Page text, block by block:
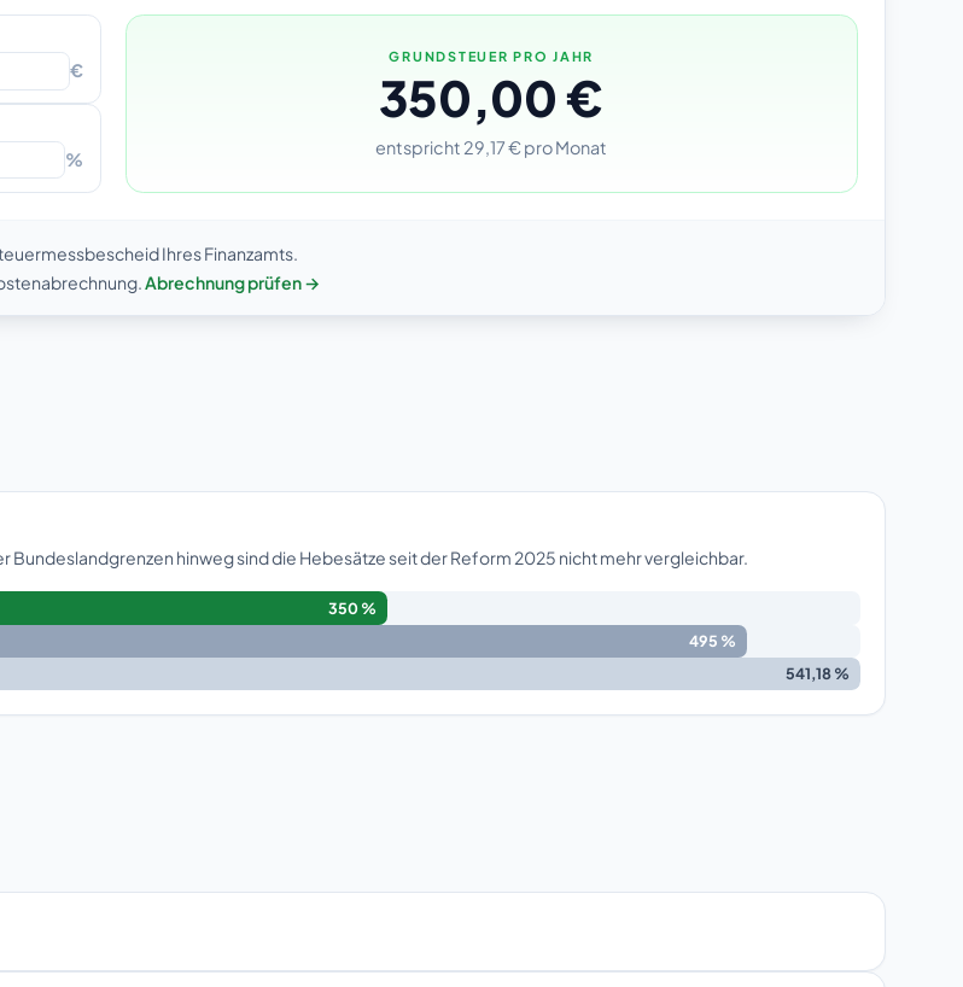
€
%
GRUNDSTEUER PRO JAHR
350,00 €
entspricht 29,17 € pro Monat
Ihres Finanzamts.
Abrechnung prüfen →
hinweg sind die Hebesätze seit der Reform 2025 nicht mehr vergleichbar.
350 %
495 %
541,18 %